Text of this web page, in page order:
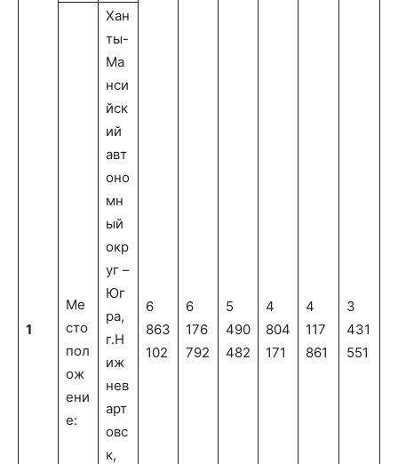
1
6
863
102
6
176
792
5
490
482
4
804
171
4
117
861
3
431
551
Ме
сто
пол
ож
ени
е:
Хан
ты-
Ма
нси
йск
ий
авт
оно
мн
ый
окр
уг –
Юг
ра,
г.Н
иж
нев
арт
овс
к,